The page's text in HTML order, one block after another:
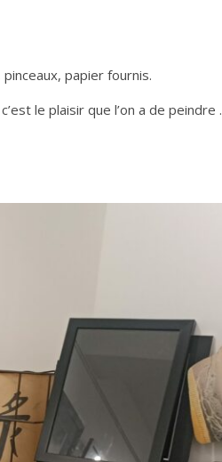
papier fournis.
le plaisir que l’on a de peindre .